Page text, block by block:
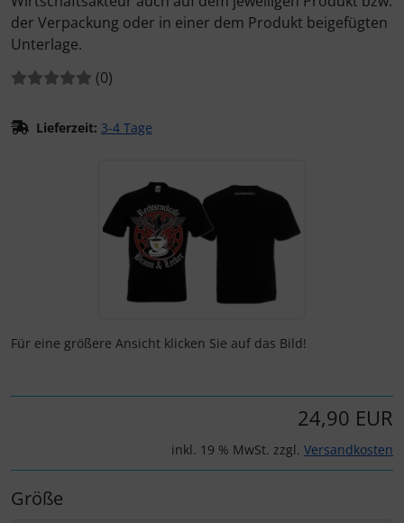
der Verpackung oder in einer dem Produkt beigefügten
Unterlage.
Bewertungen:
(0Bewertungen
)
Lieferzeit: 3-4 Tage
Für eine größere Ansicht klicken Sie auf das Bild!
24,90 EUR
inkl. 19 % MwSt. zzgl. Versandkosten
Größe